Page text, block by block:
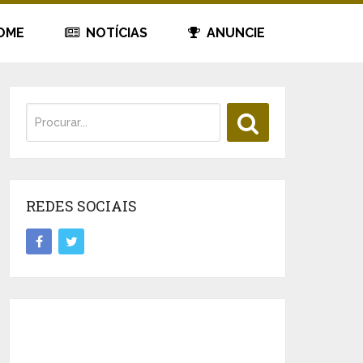
NOTÍCIAS ANUNCIE
REDES SOCIAIS